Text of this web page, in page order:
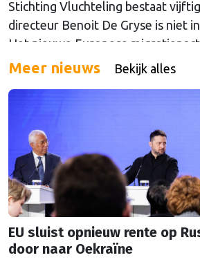
Stichting Vluchteling bestaat
directeur Benoit De Gryse is niet
Het nieuwe Europese
hem vooral om afschrikking en
strenge koers.
Meer nieuws Bekijk alles
EU sluist opnieuw rente op
door naar Oekraïne